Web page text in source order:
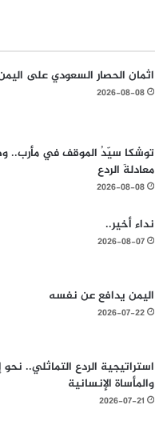
اثمان الحصار السعودي على
2026-08-08
توشكا سيّدُ الموقف في مأرب..
معادلةَ الردع
2026-08-08
نداء أخير..
2026-08-07
اليمن يدافع عن نفسه
2026-07-22
استراتيجية الردع التماثلي.. نحو
والمأساة الإنسانية
2026-07-21